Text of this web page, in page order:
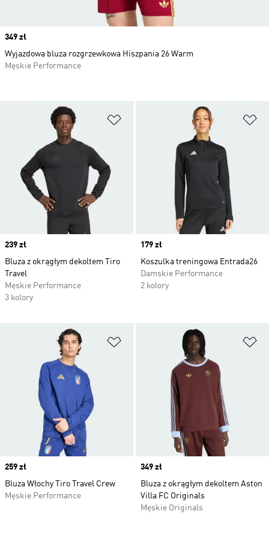
Dodaj do listy życzeń
Price
239 zł
Bluza z okrągłym dekoltem Tiro
Travel
Męskie Performance
3 kolory
Price
179 zł
Koszulka treningowa Entrada26
Damskie Performance
2 kolory
Dodaj do listy życzeń
Price
259 zł
Bluza Włochy Tiro Travel Crew
Męskie Performance
Price
349 zł
Bluza z okrągłym dekoltem Aston
Villa FC Originals
Męskie Originals
Price
349 zł
Wyjazdowa bluza rozgrzewkowa Hiszpania 26 Warm
Męskie Performance